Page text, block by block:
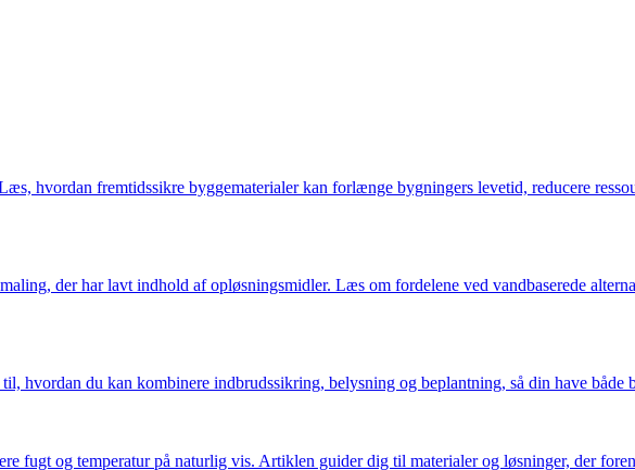
hvordan fremtidssikre byggematerialer kan forlænge bygningers levetid, reducere
der har lavt indhold af opløsningsmidler. Læs om fordelene ved vandbaserede
hvordan du kan kombinere indbrudssikring, belysning og beplantning, så din have både
fugt og temperatur på naturlig vis. Artiklen guider dig til materialer og løsninger, der